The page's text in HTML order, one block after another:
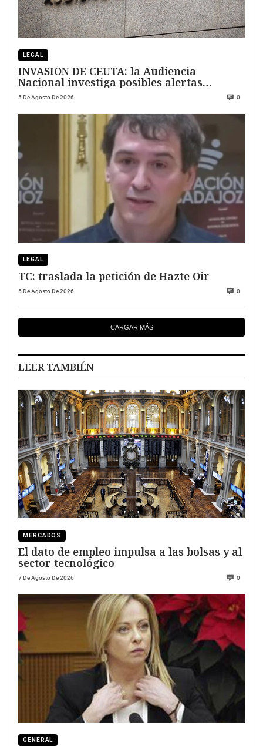
LEGAL
INVASIÓN DE CEUTA: la Audiencia
Nacional investiga posibles alertas
previas
5 De Agosto De 2026 0
LEGAL
TC: traslada la petición de Hazte Oir
5 De Agosto De 2026 0
CARGAR MÁS
LEER TAMBIÉN
MERCADOS
El dato de empleo impulsa a las bolsas y al
sector tecnológico
7 De Agosto De 2026 0
GENERAL